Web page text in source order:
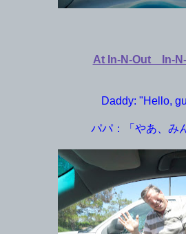
At In-N-Out In-
Daddy: "Hello,
パパ：「やあ、み